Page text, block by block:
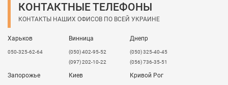
КОНТАКТНЫЕ ТЕЛЕФОНЫ
КОНТАКТЫ НАШИХ ОФИСОВ ПО ВСЕЙ УКРАИНЕ
Харьков
050-325-62-64
Винница
(050) 402-95-52
(097) 202-10-22
Днепр
(050) 325-40-45
(056) 736-35-51
Запорожье Киев Кривой Рог